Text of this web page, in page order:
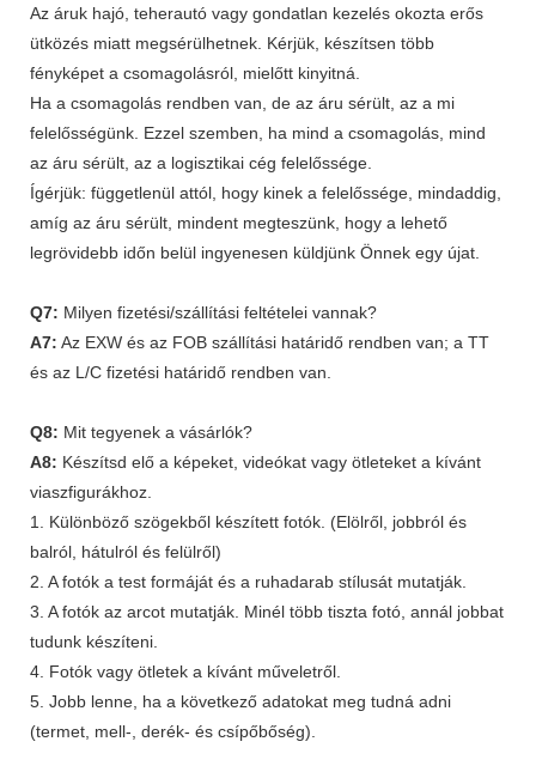
Az áruk hajó, teherautó vagy gondatlan kezelés okozta erős
ütközés miatt megsérülhetnek. Kérjük, készítsen több
fényképet a csomagolásról, mielőtt kinyitná.
Ha a csomagolás rendben van, de az áru sérült, az a mi
felelősségünk. Ezzel szemben, ha mind a csomagolás, mind
az áru sérült, az a logisztikai cég felelőssége.
Ígérjük: függetlenül attól, hogy kinek a felelőssége, mindaddig,
amíg az áru sérült, mindent megteszünk, hogy a lehető
legrövidebb időn belül ingyenesen küldjünk Önnek egy újat.
Q7: Milyen fizetési/szállítási feltételei vannak?
A7: Az EXW és az FOB szállítási határidő rendben van; a TT
és az L/C fizetési határidő rendben van.
Q8: Mit tegyenek a vásárlók?
A8: Készítsd elő a képeket, videókat vagy ötleteket a kívánt
viaszfigurákhoz.
1. Különböző szögekből készített fotók. (Elölről, jobbról és
balról, hátulról és felülről)
2. A fotók a test formáját és a ruhadarab stílusát mutatják.
3. A fotók az arcot mutatják. Minél több tiszta fotó, annál jobbat
tudunk készíteni.
4. Fotók vagy ötletek a kívánt műveletről.
5. Jobb lenne, ha a következő adatokat meg tudná adni
(termet, mell-, derék- és csípőbőség).